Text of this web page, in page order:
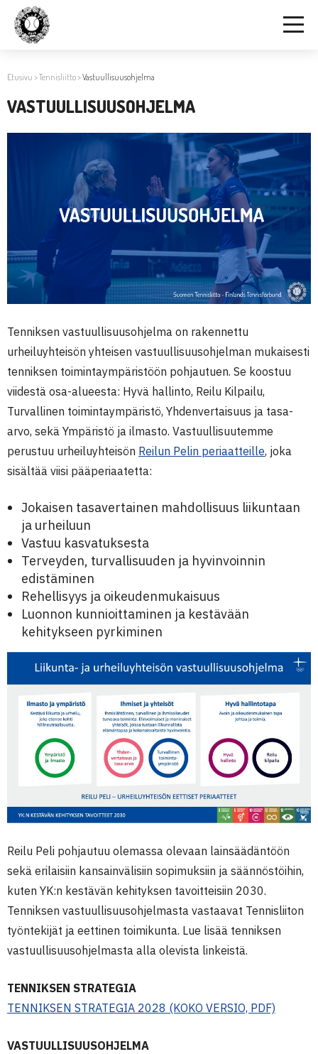
Etusivu >Tennisliitto>Vastuullisuusohjelma
VASTUULLISUUSOHJELMA
Tenniksen vastuullisuusohjelma on rakennettu
urheiluyhteisön yhteisen vastuullisuusohjelman mukaisesti
tenniksen toimintaympäristöön pohjautuen. Se koostuu
viidestä osa-alueesta: Hyvä hallinto, Reilu Kilpailu,
Turvallinen toimintaympäristö, Yhdenvertaisuus ja tasa-
arvo, sekä Ympäristö ja ilmasto. Vastuullisuutemme
perustuu urheiluyhteisön Reilun Pelin periaatteille, joka
sisältää viisi pääperiaatetta:
Jokaisen tasavertainen mahdollisuus liikuntaan
ja urheiluun
Vastuu kasvatuksesta
Terveyden, turvallisuuden ja hyvinvoinnin
edistäminen
Rehellisyys ja oikeudenmukaisuus
Luonnon kunnioittaminen ja kestävään
kehitykseen pyrkiminen
Reilu Peli pohjautuu olemassa olevaan lainsäädäntöön
sekä erilaisiin kansainvälisiin sopimuksiin ja säännöstöihin,
kuten YK:n kestävän kehityksen tavoitteisiin 2030.
Tenniksen vastuullisuusohjelmasta vastaavat Tennisliiton
työntekijät ja eettinen toimikunta. Lue lisää tenniksen
vastuullisuusohjelmasta alla olevista linkeistä.
TENNIKSEN STRATEGIA
TENNIKSEN STRATEGIA 2028 (KOKO VERSIO, PDF)
VASTUULLISUUSOHJELMA